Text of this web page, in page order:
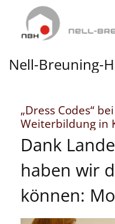
Zum Inhalt springen
Nell-Breuning-
„Dress Codes“
Weiterbildung in
Dank
haben wir
können: